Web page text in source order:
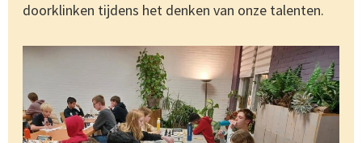
doorklinken tijdens het denken van onze talenten.